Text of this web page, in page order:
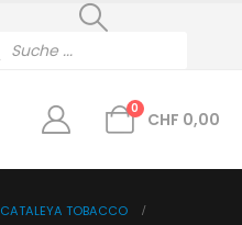
0
CHF 0,00
CATALEYA TOBACCO